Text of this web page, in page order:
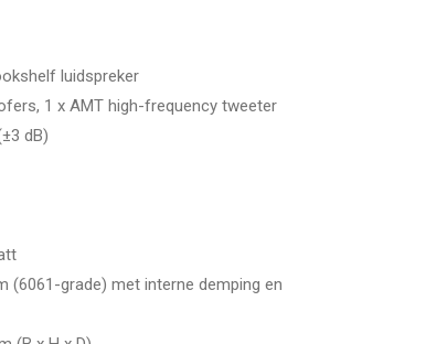
luidspreker
1 x AMT high-frequency tweeter
dB)
(6061-grade) met interne demping en